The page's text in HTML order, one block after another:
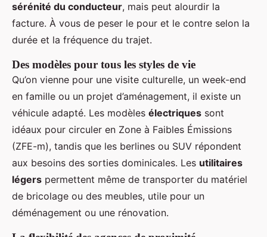
sérénité du conducteur, mais peut alourdir la
facture. À vous de peser le pour et le contre selon la
durée et la fréquence du trajet.
Des modèles pour tous les styles de vie
Qu’on vienne pour une visite culturelle, un week-end
en famille ou un projet d’aménagement, il existe un
véhicule adapté. Les modèles électriques sont
idéaux pour circuler en Zone à Faibles Émissions
(ZFE-m), tandis que les berlines ou SUV répondent
aux besoins des sorties dominicales. Les utilitaires
légers permettent même de transporter du matériel
de bricolage ou des meubles, utile pour un
déménagement ou une rénovation.